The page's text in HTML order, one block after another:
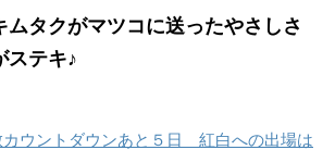
ムタクがマツコに送ったやさしさ
ステキ♪
カウントダウンあと５日 紅白への出場は